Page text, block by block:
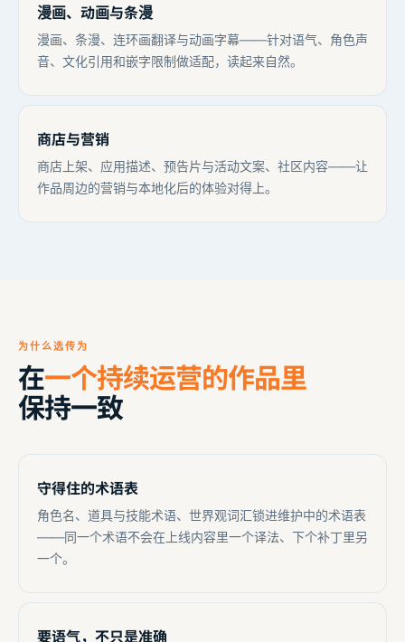
漫画、动画与条漫
漫画、条漫、连环画翻译与动画字幕——针对语气、角色声
音、文化引用和嵌字限制做适配，读起来自然。
商店与营销
商店上架、应用描述、预告片与活动文案、社区内容——让
作品周边的营销与本地化后的体验对得上。
为什么选传为
在一个持续运营的作品里
保持一致
守得住的术语表
角色名、道具与技能术语、世界观词汇锁进维护中的术语表
——同一个术语不会在上线内容里一个译法、下个补丁里另
一个。
要语气，不只是准确